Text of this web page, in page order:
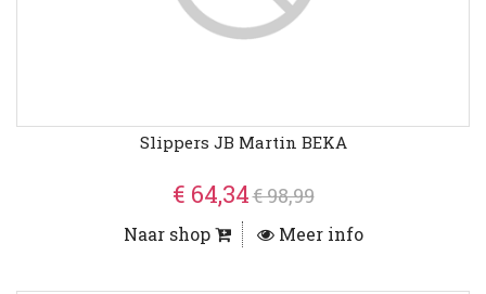
Slippers JB Martin BEKA
€ 64,34€ 98,99
Naar shop Meer info